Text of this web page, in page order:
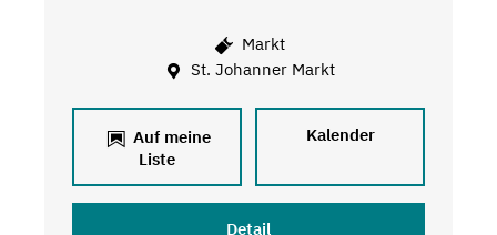
Markt
St. Johanner Markt
Auf meine
Liste
Kalender
Detail